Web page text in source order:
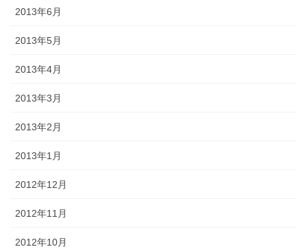
2013年6月
2013年5月
2013年4月
2013年3月
2013年2月
2013年1月
2012年12月
2012年11月
2012年10月